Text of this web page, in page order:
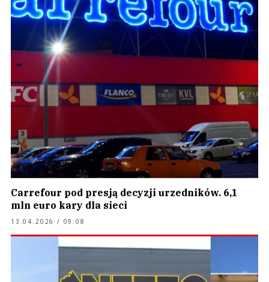
Carrefour pod presją decyzji urzedników. 6,1
mln euro kary dla sieci
13.04.2026 / 09:08